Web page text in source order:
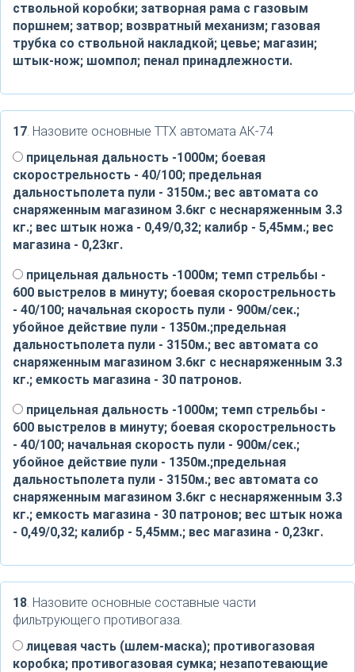
ствольной коробки; затворная рама с газовым
поршнем; затвор; возвратный механизм; газовая
трубка со ствольной накладкой; цевье; магазин;
штык-нож; шомпол; пенал принадлежности.
17. Назовите основные ТТХ автомата АК-74
прицельная дальность -1000м; боевая
скорострельность - 40/100; предельная
дальностьполета пули - 3150м.; вес автомата со
снаряженным магазином 3.6кг с неснаряженным 3.3
кг.; вес штык ножа - 0,49/0,32; калибр - 5,45мм.; вес
магазина - 0,23кг.
прицельная дальность -1000м; темп стрельбы -
600 выстрелов в минуту; боевая скорострельность
- 40/100; начальная скорость пули - 900м/сек.;
убойное действие пули - 1350м.;предельная
дальностьполета пули - 3150м.; вес автомата со
снаряженным магазином 3.6кг с неснаряженным 3.3
кг.; емкость магазина - 30 патронов.
прицельная дальность -1000м; темп стрельбы -
600 выстрелов в минуту; боевая скорострельность
- 40/100; начальная скорость пули - 900м/сек.;
убойное действие пули - 1350м.;предельная
дальностьполета пули - 3150м.; вес автомата со
снаряженным магазином 3.6кг с неснаряженным 3.3
кг.; емкость магазина - 30 патронов; вес штык ножа
- 0,49/0,32; калибр - 5,45мм.; вес магазина - 0,23кг.
18. Назовите основные составные части
фильтрующего противогаза.
лицевая часть (шлем-маска); противогазовая
коробка; противогазовая сумка; незапотевающие